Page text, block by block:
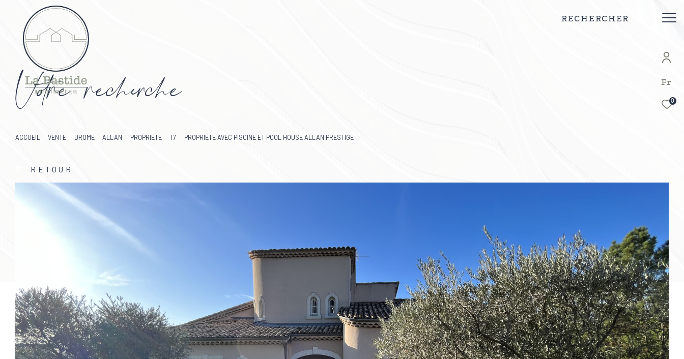
Fr
0
RECHERCHER
Vore recece
ACCUEIL VENTE DROME ALLAN PROPRIETE T7 PROPRIETE AVEC PISCINE ET POOL HOUSE ALLAN PRESTIGE
RETOUR